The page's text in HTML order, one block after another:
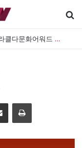
“차이가 창조하는 다양성”…제3회 미라클다문화어워드 시상식
이메일 인쇄